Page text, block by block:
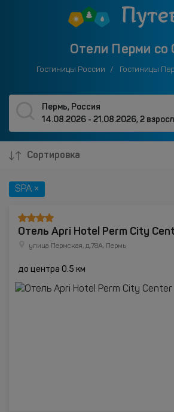
Отели Перми
Гостиницы России Гостиницы
Пермь, Россия
14.08.2026 - 21.08.2026,2
Сортировка
SPA ×
Отель Apri Hotel Perm City
улица Пермская, д.78А, Пермь
до центра 0.5 км